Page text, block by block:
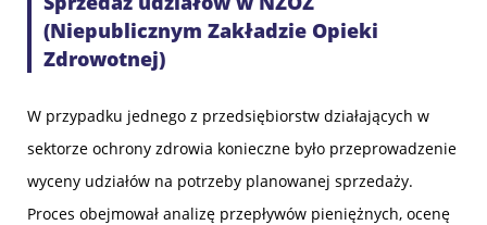
(Niepublicznym Zakładzie Opieki
Zdrowotnej)
W przypadku jednego z przedsiębiorstw działających w
sektorze ochrony zdrowia konieczne było przeprowadzenie
wyceny udziałów na potrzeby planowanej sprzedaży.
Proces obejmował analizę przepływów pieniężnych, ocenę